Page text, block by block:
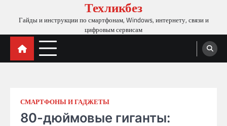
Техликбез
Гайды и инструкции по смартфонам, Windows, интернету, связи и
цифровым сервисам
СМАРТФОНЫ И ГАДЖЕТЫ
80-дюймовые гиганты: